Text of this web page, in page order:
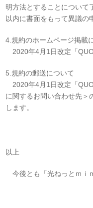
明方法とすることについて
以内に書面をもって異議の
4.規約のホームページ掲載
2020年4月1日改定「
5.規約の郵送について
2020年4月1日改定「
に関するお問い合わせ先＞
します。
以上
今後とも「光ねっとｍｉ